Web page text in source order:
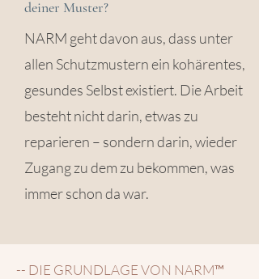
deiner Muster?
NARM geht davon aus, dass unter
allen Schutzmustern ein kohärentes,
gesundes Selbst existiert. Die Arbeit
besteht nicht darin, etwas zu
reparieren – sondern darin, wieder
Zugang zu dem zu bekommen, was
immer schon da war.
-- DIE GRUNDLAGE VON NARM™